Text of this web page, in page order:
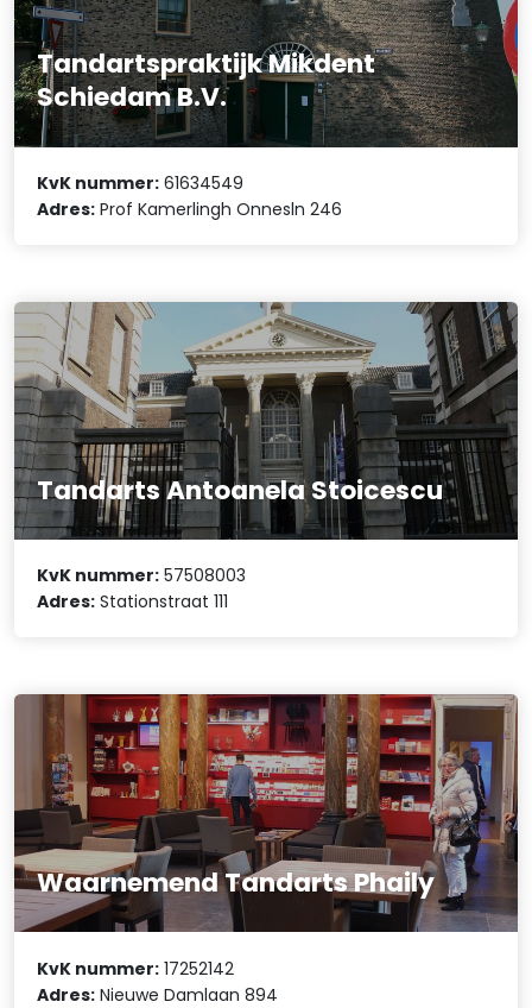
Tandartspraktijk Mikdent
Schiedam B.V.
KvK nummer: 61634549
Adres: Prof Kamerlingh Onnesln 246
Tandarts Antoanela Stoicescu
KvK nummer: 57508003
Adres: Stationstraat 111
Waarnemend Tandarts Phaily
KvK nummer: 17252142
Adres: Nieuwe Damlaan 894